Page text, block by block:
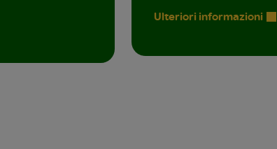
Ulteriori informazioni